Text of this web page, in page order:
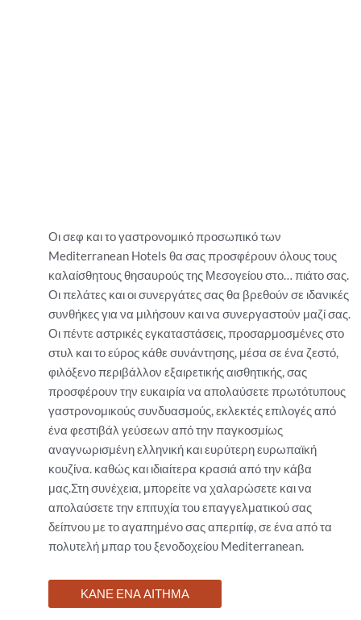
Οι σεφ και το γαστρονομικό προσωπικό των
Mediterranean Hotels θα σας προσφέρουν όλους τους
καλαίσθητους θησαυρούς της Μεσογείου στο… πιάτο σας.
Οι πελάτες και οι συνεργάτες σας θα βρεθούν σε ιδανικές
συνθήκες για να μιλήσουν και να συνεργαστούν μαζί σας.
Οι πέντε αστρικές εγκαταστάσεις, προσαρμοσμένες στο
στυλ και το εύρος κάθε συνάντησης, μέσα σε ένα ζεστό,
φιλόξενο περιβάλλον εξαιρετικής αισθητικής, σας
προσφέρουν την ευκαιρία να απολαύσετε πρωτότυπους
γαστρονομικούς συνδυασμούς, εκλεκτές επιλογές από
ένα φεστιβάλ γεύσεων από την παγκοσμίως
αναγνωρισμένη ελληνική και ευρύτερη ευρωπαϊκή
κουζίνα. καθώς και ιδιαίτερα κρασιά από την κάβα
μας.Στη συνέχεια, μπορείτε να χαλαρώσετε και να
απολαύσετε την επιτυχία του επαγγελματικού σας
δείπνου με το αγαπημένο σας απεριτίφ, σε ένα από τα
πολυτελή μπαρ του ξενοδοχείου Mediterranean.
ΚΑΝΕ ΕΝΑ ΑΙΤΗΜΑ